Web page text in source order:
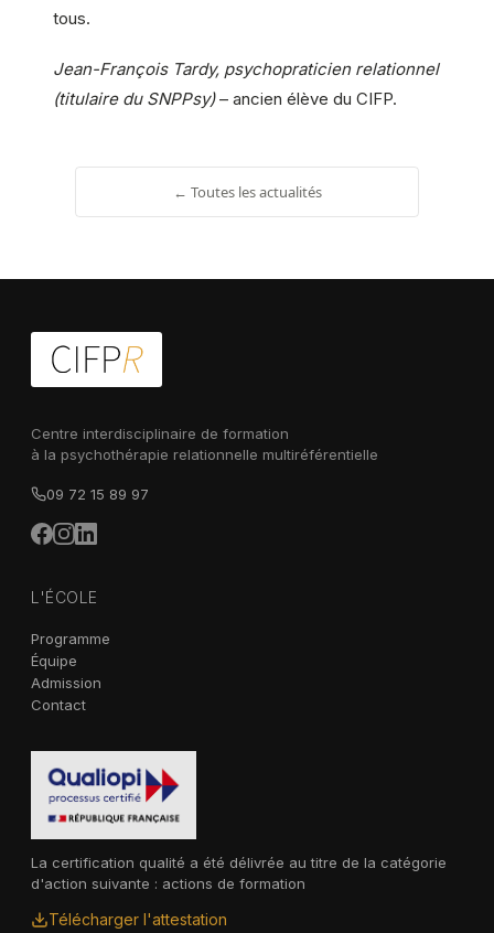
tous.
Jean-François Tardy, psychopraticien relationnel
(titulaire du SNPPsy)– ancien élève du CIFP.
← Toutes les actualités
Centre interdisciplinaire de formation
à la psychothérapie relationnelle multiréférentielle
09 72 15 89 97
L'ÉCOLE
Programme
Équipe
Admission
Contact
La certification qualité a été délivrée au titre de la catégorie
d'action suivante : actions de formation
Télécharger l'attestation